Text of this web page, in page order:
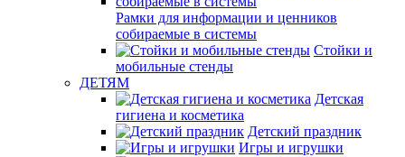
Рамки для информации и ценников
собираемые в системы
Стойки и
мобильные стенды
ДЕТЯМ
Детская
гигиена и косметика
Детский праздник
Игры и игрушки